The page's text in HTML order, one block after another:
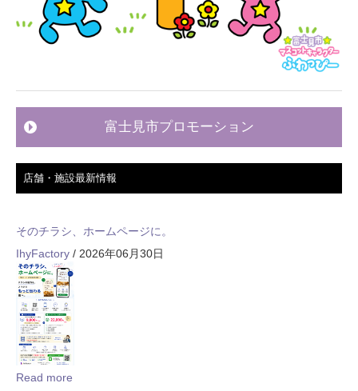
富士見市プロモーション
店舗・施設最新情報
そのチラシ、ホームページに。
IhyFactory / 2026年06月30日
Read more